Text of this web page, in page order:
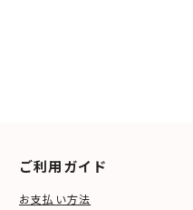
ご利用ガイド
お支払い方法